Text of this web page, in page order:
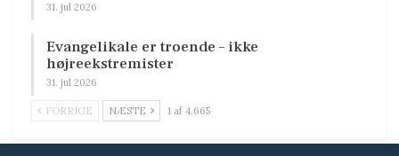
31. jul 2026
Evangelikale er troende – ikke
højreekstremister
31. jul 2026
FORRIGE NÆSTE 1 af 4.665